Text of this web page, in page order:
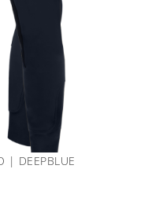
| DEEPBLUE